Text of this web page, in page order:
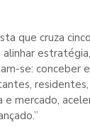
que cruza
se: conceber
mercado,